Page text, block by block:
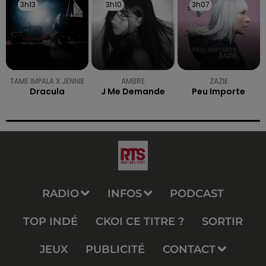
3h13
3h13
TAME IMPALA X JENNIE
Dracula
3h10
3h10
AMBRE
J Me Demande
3h07
3h07
ZAZIE
Peu Importe
RADIO INFOS PODCAST
TOP INDÉ CKOI CE TITRE ? SORTIR
JEUX PUBLICITÉ CONTACT